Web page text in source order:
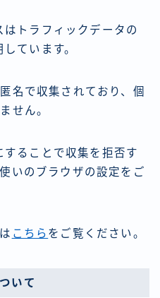
トラフィックデータの
ています。
名で収集されており、個
せん。
ることで収集を拒否す
いのブラウザの設定をご
こちら をご覧ください。
いて